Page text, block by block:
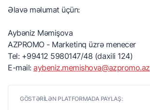
Əlavə məlumat üçün:
Aybəniz Məmişova
AZPROMO - Marketinq üzrə menecer
Tel: +99412 5980147/48 (daxili 124)
E-mail:aybeniz.memishova@azpromo.az
GÖSTƏRİLƏN PLATFORMADA PAYLAŞ: